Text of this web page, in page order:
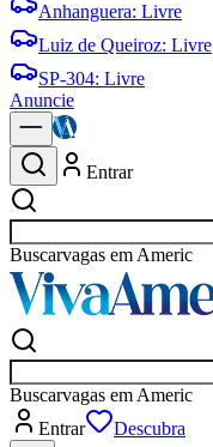
Anhanguera: Livre
Luiz de Queiroz: Livre
SP-304: Livre
Anuncie
Entrar
Buscarem
Buscarem
Entrar
Descubra